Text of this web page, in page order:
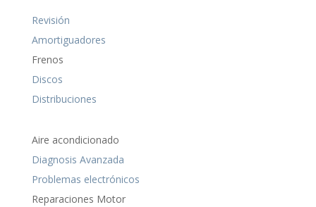
Revisión
Amortiguadores
Frenos
Discos
Distribuciones
Aire acondicionado
Diagnosis Avanzada
Problemas electrónicos
Reparaciones Motor